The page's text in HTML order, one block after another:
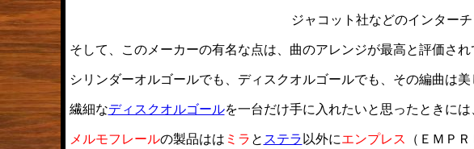
ジャコット社などのインター
そして、このメーカーの有名な点は、曲のアレンジが最高と評価され
シリンダーオルゴールでも、ディスクオルゴールでも、その編曲は
繊細なディスクオルゴールを一台だけ手に入れたいと思ったときには
メルモフレールの製品はは ミラ と ステラ 以外にエンプレス （ＥＭＰ